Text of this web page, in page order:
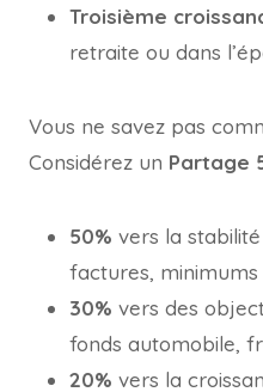
Troisième
retraite ou dans
Vous ne savez pas
Considérez un Partage
50% vers la
factures, minimums
30% vers des
fonds automobile,
20% vers la